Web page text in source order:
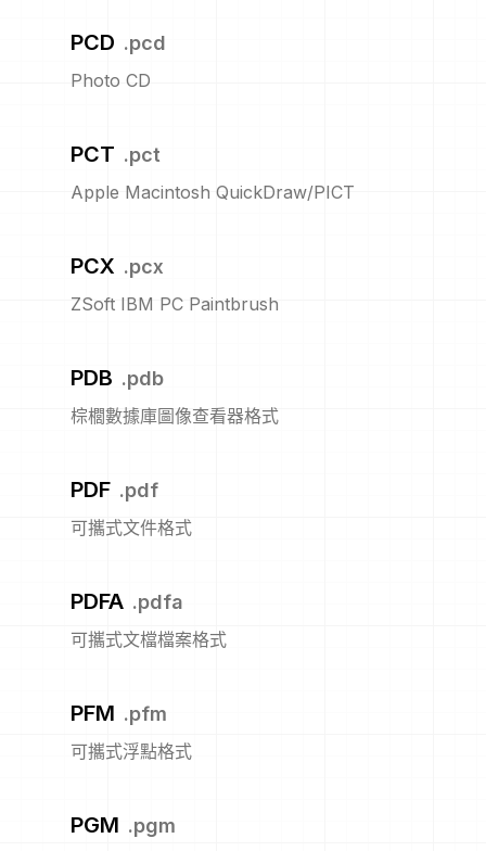
PCD .pcd
Photo CD
PCT .pct
Apple Macintosh QuickDraw/PICT
PCX .pcx
ZSoft IBM PC Paintbrush
PDB .pdb
棕櫚數據庫圖像查看器格式
PDF .pdf
可攜式文件格式
PDFA .pdfa
可攜式文檔檔案格式
PFM .pfm
可攜式浮點格式
PGM .pgm